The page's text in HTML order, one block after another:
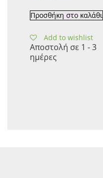
Προσθήκη στο καλάθι
Add to wishlist
Αποστολή σε 1 - 3
ημέρες